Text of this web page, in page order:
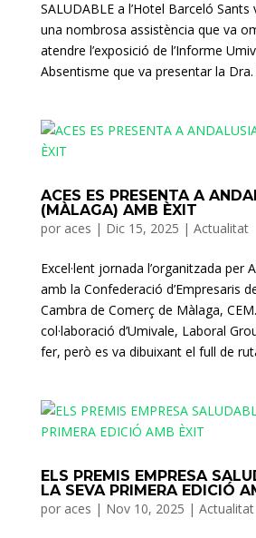
SALUDABLE a l’Hotel Barceló
una nombrosa assistència que va
atendre l’exposició de l’Informe
Absentisme que va presentar la Dra.
ACES ES PRESENTA A
(MÀLAGA) AMB ÈXIT
por aces | Dic 15, 2025 | Actualitat
Excel·lent jornada l’organitzada per
amb la Confederació d’Empresaris
Cambra de Comerç de Màlaga,
col·laboració d’Umivale, Laboral
fer, però es va dibuixant el full de
ELS PREMIS EMPRESA
LA SEVA PRIMERA EDICIÓ
por aces | Nov 10, 2025 | Actualitat